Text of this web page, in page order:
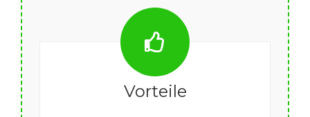
Vorteile